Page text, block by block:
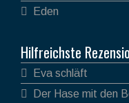
Eden
Hilfreichste
Eva schläft
Der Hase mit den